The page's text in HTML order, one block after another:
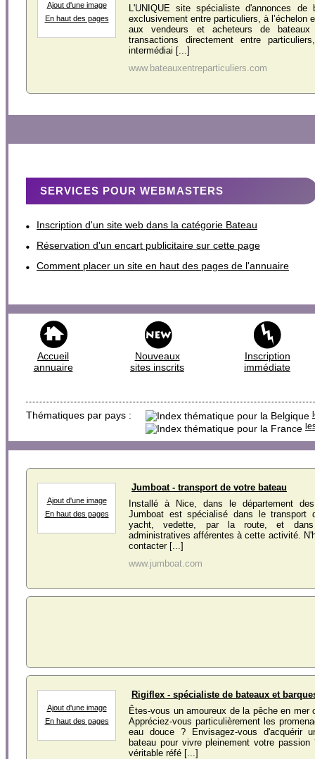
Ajout d'une image
En haut des pages
L'UNIQUE site spécialiste d'annonces de
exclusivement entre particuliers, à l’échelon
aux vendeurs et acheteurs de bateaux
transactions directement entre
intermédiai [...]
www.bateauxentreparticuliers.com
SERVICES POUR WEBMASTERS
Inscription d'un site web dans la catégorie Bateau
Réservation d'un encart publicitaire sur cette page
Comment placer un site en haut des pages de l'annuaire
Accueil
annuaire
Nouveaux
sites inscrits
Inscription
immédiate
Thématiques par pays :
Ajout d'une image
En haut des pages
Jumboat - transport de votre bateau
Installé à Nice, dans le département des
Jumboat est spécialisé dans le transport
yacht, vedette, par la route, et dans
administratives afférentes à cette activité.
contacter [...]
www.jumboat.com
Ajout d'une image
En haut des pages
Rigiflex - spécialiste de bateaux et
Êtes-vous un amoureux de la pêche en mer
Appréciez-vous particulièrement les
eau douce ? Envisagez-vous d'acquérir
bateau pour vivre pleinement votre
véritable réfé [...]